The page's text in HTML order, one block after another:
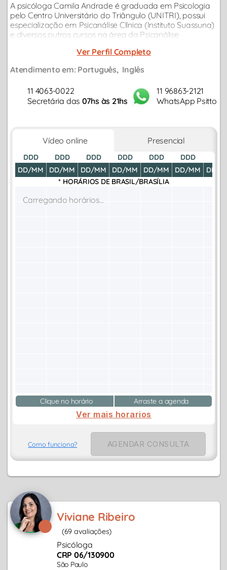
A psicóloga Camila Andrade é graduada em Psicologia
pelo Centro Universitário do Triângulo (UNITRI), possui
especialização em Psicanálise Clínica (Instituto Suassuna)
e diversos outros cursos na área da Psicanálise
Ver Perfil Completo
Atendimento em: Português Inglês
11 4063-0022
Secretária das 07hs às 21hs
11 96863-2121
WhatsApp Psitto
Vídeo online Presencial
DDD
DD/MM
DDD
DD/MM
DDD
DD/MM
DDD
DD/MM
DDD
DD/MM
DDD
DD/MM
DD/
* HORÁRIOS DE BRASIL/BRASÍLIA
Carregando horários...
Clique no horário Arraste a agenda
Ver mais horarios
Como funciona? AGENDAR CONSULTA
Viviane Ribeiro
(69 avaliações)
Psicóloga
CRP 06/130900
São Paulo